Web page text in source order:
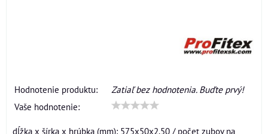
Hodnotenie produktu:
Zatiaľ bez hodnotenia. Buďte prvý!
Vaše hodnotenie:
dĺžka x šírka x hrúbka (mm): 575x50x2.50 / počet zubov na